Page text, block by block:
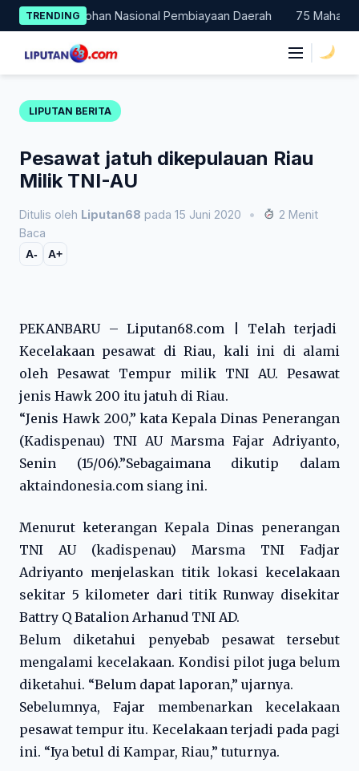
Skip
to
content
TRENDING
Percontohan Nasional Pembiayaan Daerah 75 Mahasiswa
LIPUTAN BERITA
Pesawat jatuh dikepulauan Riau
Milik TNI-AU
Ditulis oleh Liputan68 pada 15 Juni 2020 •
2 Menit
Baca
A- A+
PEKANBARU – Liputan68.com | Telah terjadi
Kecelakaan pesawat di Riau, kali ini di alami
oleh Pesawat Tempur milik TNI AU. Pesawat
jenis Hawk 200 itu jatuh di Riau.
“Jenis Hawk 200,” kata Kepala Dinas Penerangan
(Kadispenau) TNI AU Marsma Fajar Adriyanto,
Senin (15/06).”Sebagaimana dikutip dalam
aktaindonesia.com siang ini.
Menurut keterangan Kepala Dinas penerangan
TNI AU (kadispenau) Marsma TNI Fadjar
Adriyanto menjelaskan titik lokasi kecelakaan
sekitar 5 kilometer dari titik Runway disekitar
Battry Q Batalion Arhanud TNI AD.
Belum diketahui penyebab pesawat tersebut
mengalami kecelakaan. Kondisi pilot juga belum
diketahui. “Belum dapat laporan,” ujarnya.
Sebelumnya, Fajar membenarkan kecelakaan
pesawat tempur itu. Kecelakaan terjadi pada pagi
ini. “Iya betul di Kampar, Riau,” tuturnya.